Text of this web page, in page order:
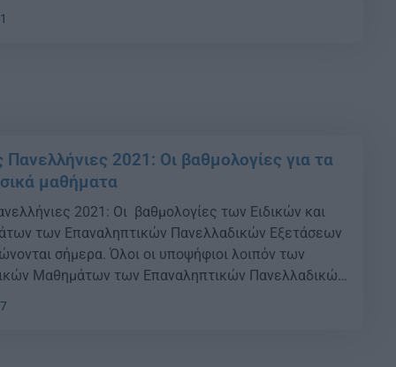
εξωτερικό και των Ελλήνων αποφοίτων ξένων
έτους 2021. Οι υποψήφιοι θα μπορούν να
τους στην
Πανελλήνιες 2021: Οι βαθμολογίες για τα
μαθήματα
2021: Oι βαθμολογίες των Ειδικών και
των Επαναληπτικών Πανελλαδικών Εξετάσεων
σήμερα. Όλοι οι υποψήφιοι λοιπόν των
Μαθημάτων των Επαναληπτικών Πανελλαδικών
θα μπορούν να βρίσκουν τη βαθμολογία τους στην
results.it.minedu.gov.gr πληκτρολογώντας τον